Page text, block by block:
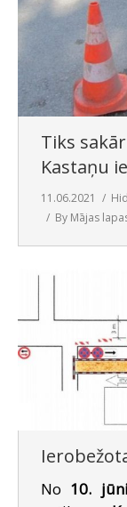
Tiks
Kastaņu
11.06.2021
By Mājas
No 10.